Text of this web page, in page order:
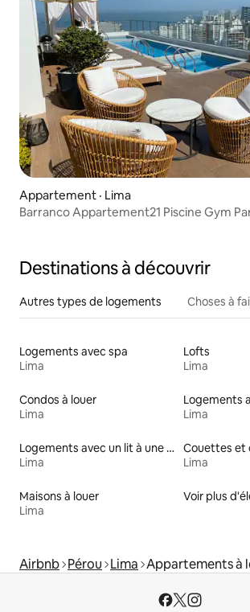
Appartement · Lima
Barranco Appartement21 Piscine Gym
Destinations à découvrir
Autres types de logements Choses à
Logements avec spa
Lima
Lofts
Lima
Condos à louer
Lima
Logements
Lima
Logements avec un lit à une hauteur accessible
Lima
Couettes et
Lima
Maisons à louer
Lima
Voir plus
Airbnb Pérou Lima Appartements à